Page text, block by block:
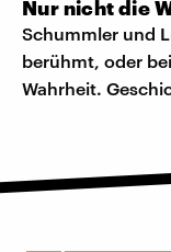
Nur nicht die
Schummler und
berühmt, oder
Wahrheit.